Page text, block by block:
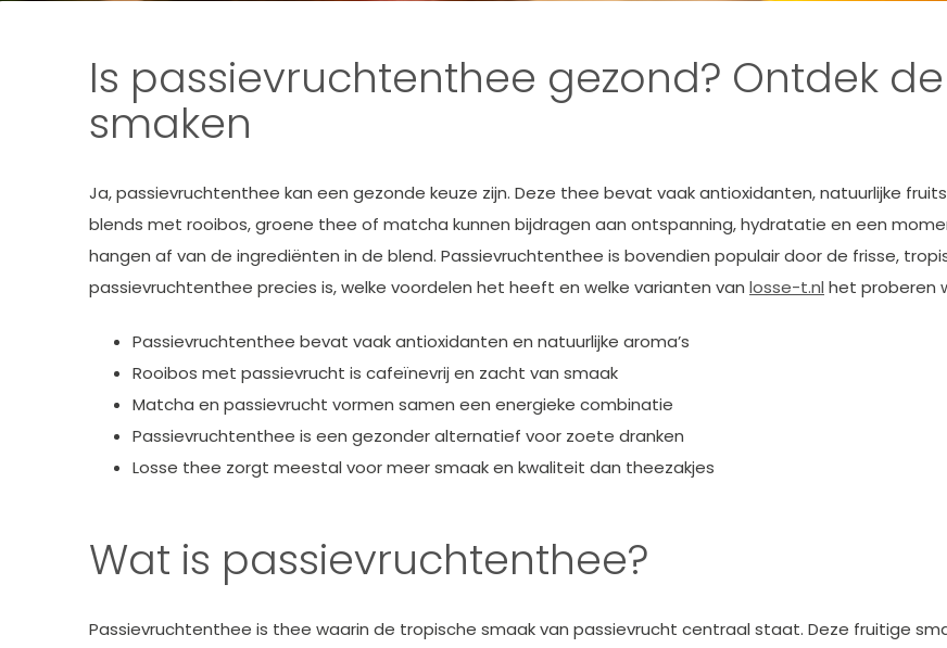
Is passievruchtenthee gezond? Ontdek
smaken
Ja, passievruchtenthee kan een gezonde keuze zijn. Deze thee bevat vaak antioxidanten, natuurlijke
blends met rooibos, groene thee of matcha kunnen bijdragen aan ontspanning, hydratatie en een
hangen af van de ingrediënten in de blend. Passievruchtenthee is bovendien populair door de frisse,
passievruchtenthee precies is, welke voordelen het heeft en welke varianten van losse-t.nl het proberen
Passievruchtenthee bevat vaak antioxidanten en natuurlijke aroma’s
Rooibos met passievrucht is cafeïnevrij en zacht van smaak
Matcha en passievrucht vormen samen een energieke combinatie
Passievruchtenthee is een gezonder alternatief voor zoete dranken
Losse thee zorgt meestal voor meer smaak en kwaliteit dan theezakjes
Wat is passievruchtenthee?
Passievruchtenthee is thee waarin de tropische smaak van passievrucht centraal staat. Deze fruitige